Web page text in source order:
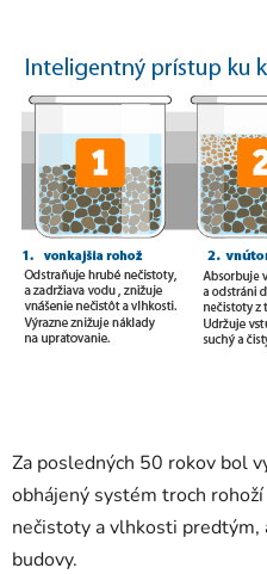
Za posledných 50 rokov bol
obhájený systém troch
nečistoty a vlhkosti predtým,
budovy.